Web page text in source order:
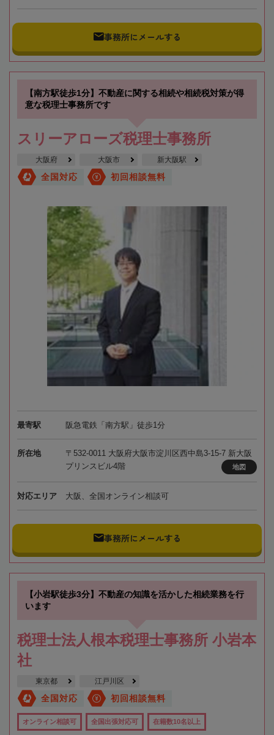
事務所にメールする
【南方駅徒歩1分】不動産に関する相続や相続税対策が得
意な税理士事務所です
スリーアローズ税理士事務所
大阪府 大阪市 新大阪駅
全国対応 初回相談無料
最寄駅 阪急電鉄「南方駅」徒歩1分
所在地
〒532-0011 大阪府大阪市淀川区西中島3-15-7 新大阪
プリンスビル4階
地図
対応エリア 大阪、全国オンライン相談可
事務所にメールする
【小岩駅徒歩3分】不動産の知識を活かした相続業務を行
います
税理士法人根本税理士事務所 小岩本
社
東京都 江戸川区
全国対応 初回相談無料
オンライン相談可 全国出張対応可 在籍数10名以上